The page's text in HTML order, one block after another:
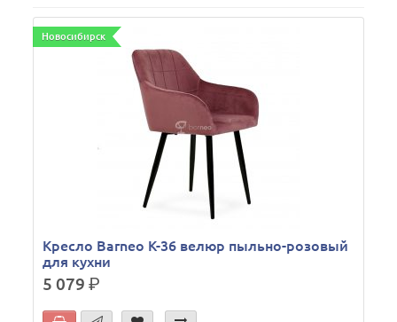
Новосибирск
Кресло Barneo K-36 велюр пыльно-розовый
для кухни
5 079р.